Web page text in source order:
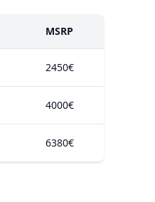
MSRP
2450€
4000€
6380€